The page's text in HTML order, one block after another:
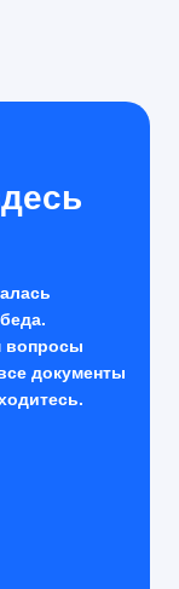
вопросы
документы